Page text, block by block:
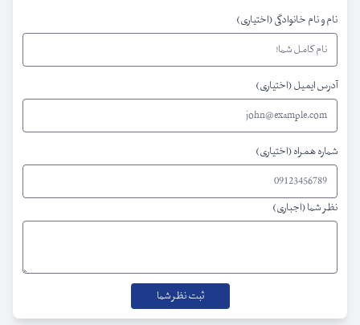
نام و نام خانوادگی (اختیاری)
آدرس ایمیل (اختیاری)
شماره همراه (اختیاری)
نظر شما (اجباری)